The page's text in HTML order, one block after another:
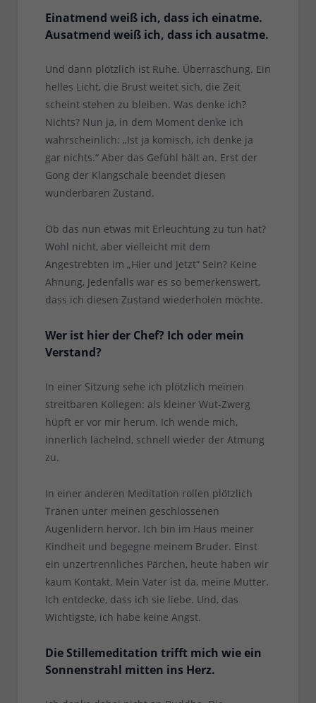
Einatmend weiß ich, dass ich einatme.
Ausatmend weiß ich, dass ich ausatme.
Und dann plötzlich ist Ruhe. Überraschung. Ein
helles Licht, die Brust weitet sich, die Zeit
scheint stehen zu bleiben. Was denke ich?
Nichts? Nun ja, in dem Moment denke ich
wahrscheinlich: „Ist ja komisch, ich denke ja
gar nichts.“ Aber das Gefühl hält an. Erst der
Gong der Klangschale beendet diesen
wunderbaren Zustand.
Ob das nun etwas mit Erleuchtung zu tun hat?
Wohl nicht, aber vielleicht mit dem
Angestrebten im „Hier und Jetzt“ Sein? Keine
Ahnung, Jedenfalls war es so bemerkenswert,
dass ich diesen Zustand wiederholen möchte.
Wer ist hier der Chef? Ich oder mein
Verstand?
In einer Sitzung sehe ich plötzlich meinen
streitbaren Kollegen: als kleiner Wut-Zwerg
hüpft er vor mir herum. Ich wende mich,
innerlich lächelnd, schnell wieder der Atmung
zu.
In einer anderen Meditation rollen plötzlich
Tränen unter meinen geschlossenen
Augenlidern hervor. Ich bin im Haus meiner
Kindheit und begegne meinem Bruder. Einst
ein unzertrennliches Pärchen, heute haben wir
kaum Kontakt. Mein Vater ist da, meine Mutter.
Ich entdecke, dass ich sie liebe. Und, das
Wichtigste, ich habe keine Angst.
Die Stillemeditation trifft mich wie ein
Sonnenstrahl mitten ins Herz.